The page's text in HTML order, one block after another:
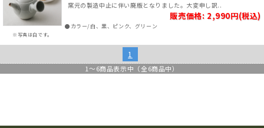
※写真は白です。
窯元の製造中止に伴い廃版となりました。大変申し訳..
販売価格: 2,990円(税込)
●カラー/白、黒、ピンク、グリーン
1
1 ～6商品表示中（全6商品中）